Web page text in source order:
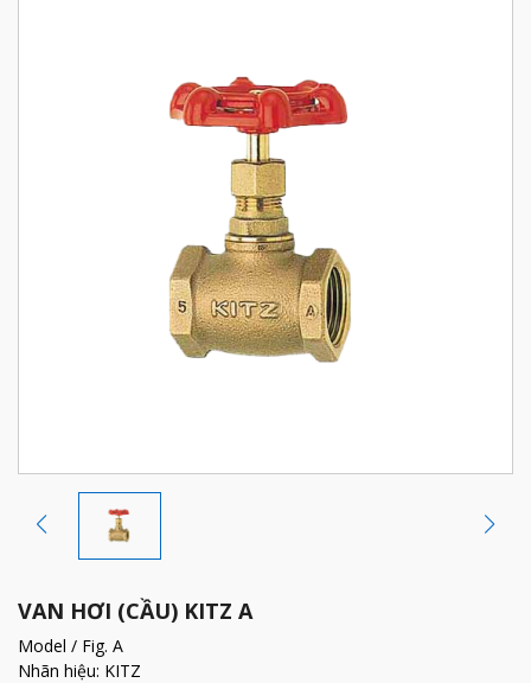
CHÍNH SÁCH BẢO HÀNH
CHÍNH SÁCH BẢO MẬT
CHÍNH SÁCH VẬN CHUYỂN VÀ GIAO NHẬN
ĐỐI TÁC CỦA CHÚNG TÔI
VAN HƠI (CẦU) KITZ A
Model / Fig. A
Nhãn hiệu: KITZ